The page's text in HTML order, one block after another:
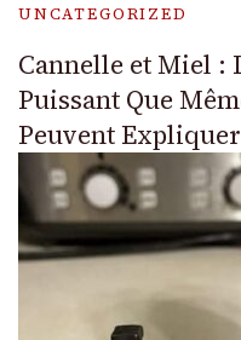
UNCATEGORIZED
Cannelle et Miel :
Puissant Que
Peuvent Expliquer